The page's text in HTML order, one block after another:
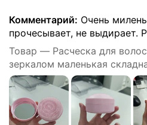
Комментарий: Очень
прочесывает, не выдирает.
Товар — Расческа для
зеркалом маленькая